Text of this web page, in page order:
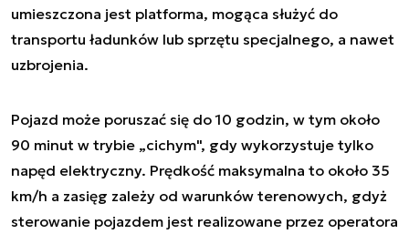
umieszczona jest platforma, mogąca służyć do
transportu ładunków lub sprzętu specjalnego, a nawet
uzbrojenia.
Pojazd może poruszać się do 10 godzin, w tym około
90 minut w trybie „cichym", gdy wykorzystuje tylko
napęd elektryczny. Prędkość maksymalna to około 35
km/h a zasięg zależy od warunków terenowych, gdyż
sterowanie pojazdem jest realizowane przez operatora